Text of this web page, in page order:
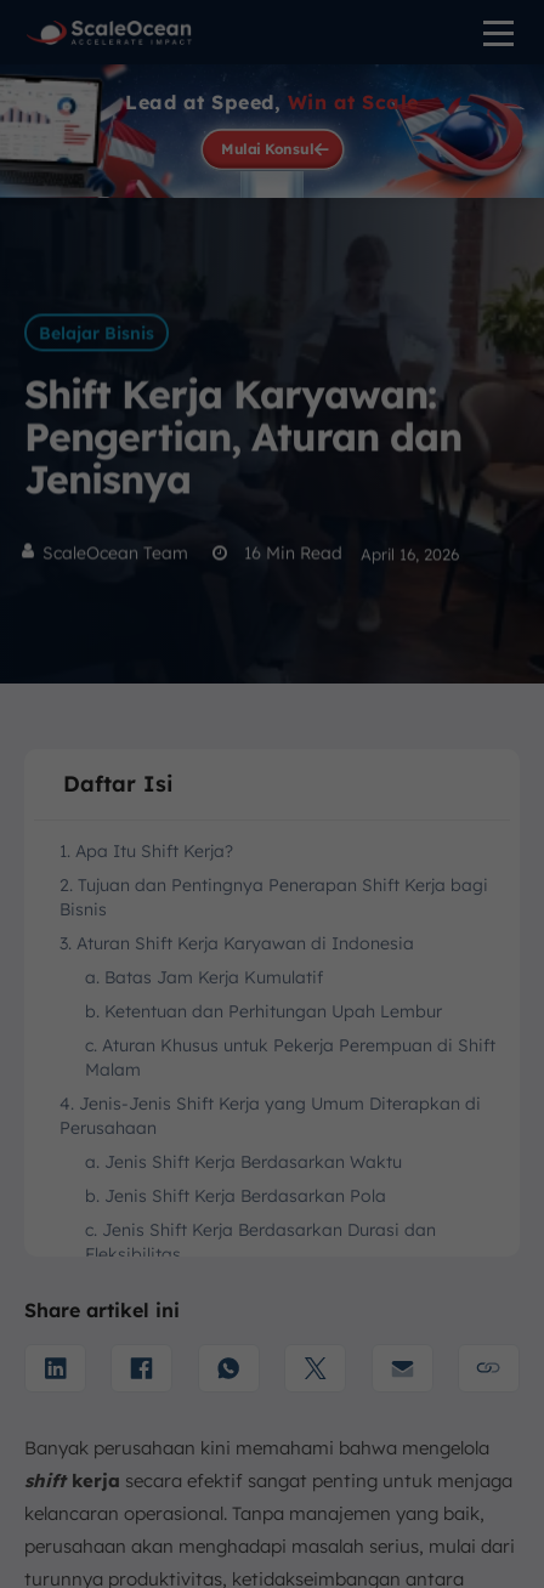
Lead at Speed, Win at Scale
Mulai Konsul
Belajar Bisnis
Shift Kerja Karyawan:
Pengertian, Aturan dan
Jenisnya
ScaleOcean Team 16 Min Read April 16, 2026
Daftar Isi
1. Apa Itu Shift Kerja?
2. Tujuan dan Pentingnya Penerapan Shift Kerja bagi
Bisnis
3. Aturan Shift Kerja Karyawan di Indonesia
a. Batas Jam Kerja Kumulatif
b. Ketentuan dan Perhitungan Upah Lembur
c. Aturan Khusus untuk Pekerja Perempuan di Shift
Malam
4. Jenis-Jenis Shift Kerja yang Umum Diterapkan di
Perusahaan
a. Jenis Shift Kerja Berdasarkan Waktu
b. Jenis Shift Kerja Berdasarkan Pola
c. Jenis Shift Kerja Berdasarkan Durasi dan
Fleksibilitas
a. Analisis Kebutuhan Operasional
b. Pertimbangkan Kesejahteraan Karyawan
e. Komunikasi dan Fleksibilitas
6. Contoh Model Shift Kerja yang Populer di Indonesia
a. 3 Grup 2 Shift
b. 3 Grup 3 Shift
Share artikel ini
Banyak perusahaan kini memahami bahwa mengelola
shiftkerja secara efektif sangat penting untuk menjaga
kelancaran operasional. Tanpa manajemen yang baik,
perusahaan akan menghadapi masalah serius, mulai dari
turunnya produktivitas, ketidakseimbangan antara